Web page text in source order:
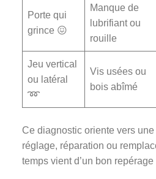
Porte qui
grince 😖
Manque de
lubrifiant ou
rouille
Jeu vertical
ou latéral
➿
Vis usées ou
bois abîmé
Ce diagnostic oriente vers
réglage, réparation ou
temps vient d’un bon repérage